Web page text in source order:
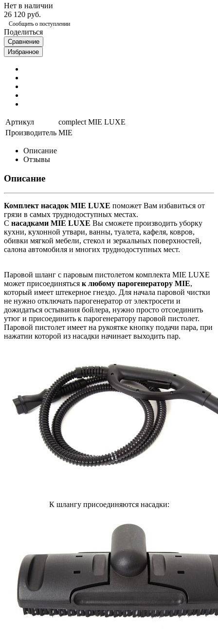
Нет в наличии
26 120 руб.
Сообщить о поступлении
Поделиться
Сравнение
Избранное
Артикул
complect MIE LUXE
Производитель MIE
Описание
Отзывы
Описание
Комплект насадок MIE LUXE поможет Вам избавиться от
грязи в самых труднодоступных местах.
С насадками MIE LUXE Вы сможете производить уборку
кухни, кухонной утвари, ванны, туалета, кафеля, ковров,
обивки мягкой мебели, стекол и зеркальных поверхностей,
салона автомобиля и многих труднодоступных мест.
Паровой шланг с паровым пистолетом комплекта MIE LUXE
может присоединяться к любому парогенератору MIE,
который имеет штекерное гнездо. Для начала паровой чистки
не нужно отключать парогенератор от электросети и
дожидаться остывания бойлера, нужно просто отсоединить
утюг и присоединить к парогенератору паровой пистолет.
Паровой пистолет имеет на рукоятке кнопку подачи пара, при
нажатии которой из насадки начинает выходить пар.
К шлангу присоединяются насадки: